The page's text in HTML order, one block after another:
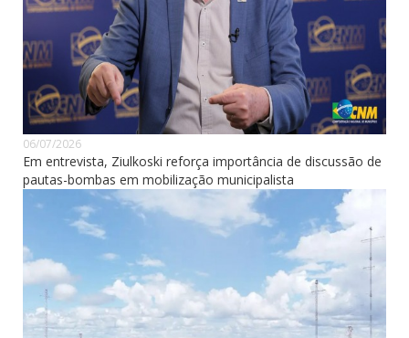
06/07/2026
Em entrevista, Ziulkoski reforça importância de discussão de
pautas-bombas em mobilização municipalista